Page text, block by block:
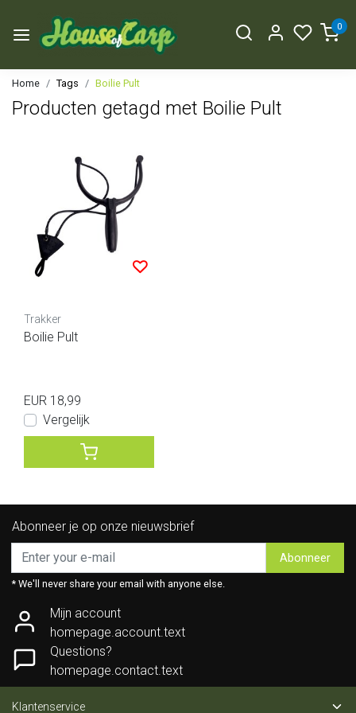
0
Home Tags Boilie Pult
Producten getagd met Boilie Pult
Trakker
Boilie Pult
EUR 18,99
Vergelijk
Abonneer je op onze nieuwsbrief
Abonneer
* We'll never share your email with anyone else.
Mijn account
homepage.account.text
Questions?
homepage.contact.text
Klantenservice